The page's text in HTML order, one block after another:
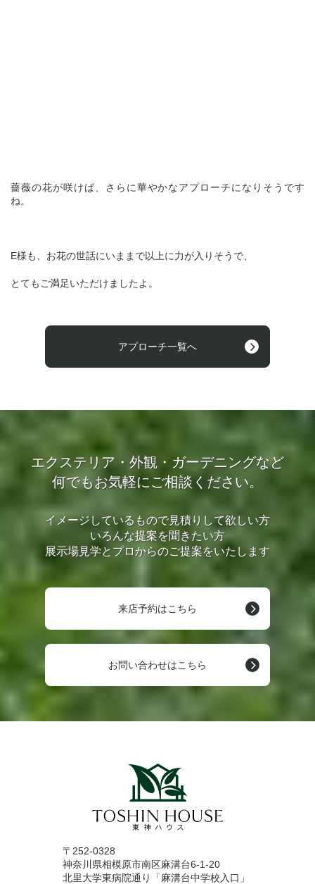
薔薇の花が咲けば、さらに華やかなアプローチになりそうです
ね。
E様も、お花の世話にいままで以上に力が入りそうで、
とてもご満足いただけましたよ。
アプローチ一覧へ
エクステリア・外観・ガーデニングなど
何でもお気軽にご相談ください。
イメージしているもので見積りして欲しい方
いろんな提案を聞きたい方
展示場見学とプロからのご提案をいたします
来店予約はこちら
お問い合わせはこちら
〒252-0328
神奈川県相模原市南区麻溝台6-1-20
北里大学東病院通り「麻溝台中学校入口」